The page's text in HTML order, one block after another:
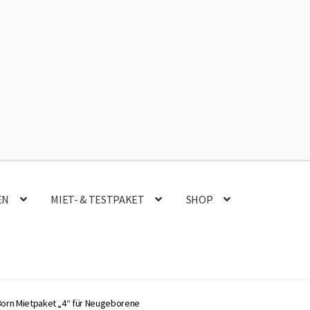
MIET- & TESTPAKET SHOP
Mietpaket „4“ für Neugeborene